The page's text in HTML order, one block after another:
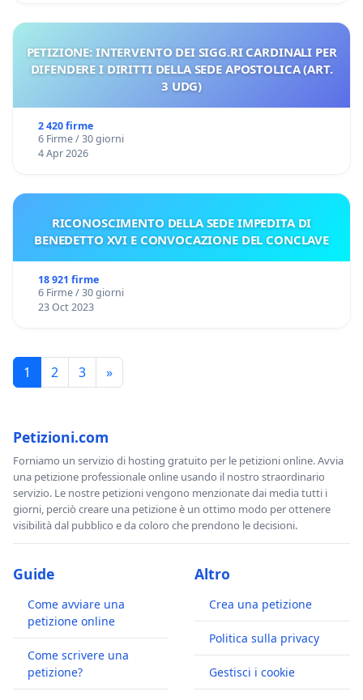
PETIZIONE: INTERVENTO DEI SIGG.RI CARDINALI PER
DIFENDERE I DIRITTI DELLA SEDE APOSTOLICA (ART.
3 UDG)
2 420 firme
6 Firme / 30 giorni
4 Apr 2026
RICONOSCIMENTO DELLA SEDE IMPEDITA DI
BENEDETTO XVI E CONVOCAZIONE DEL CONCLAVE
18 921 firme
6 Firme / 30 giorni
23 Oct 2023
1 2 3 »
Petizioni.com
Forniamo un servizio di hosting gratuito per le petizioni online. Avvia
una petizione professionale online usando il nostro straordinario
servizio. Le nostre petizioni vengono menzionate dai media tutti i
giorni, perciò creare una petizione è un ottimo modo per ottenere
visibilità dal pubblico e da coloro che prendono le decisioni.
Guide
Come avviare una
petizione online
Come scrivere una
petizione?
Altro
Crea una petizione
Politica sulla privacy
Gestisci i cookie